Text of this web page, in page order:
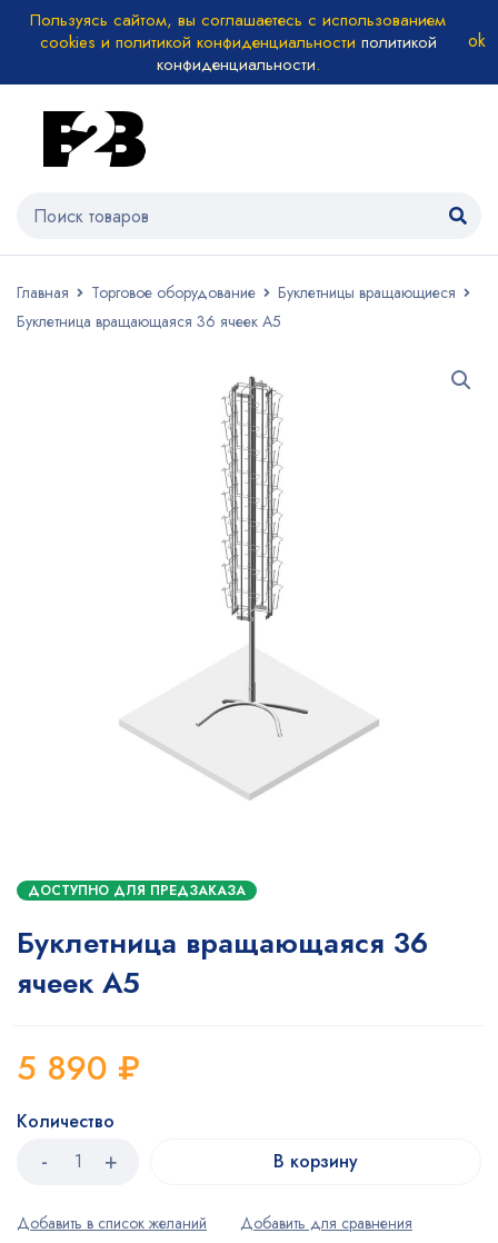
Пользуясь сайтом, вы соглашаетесь с использованием
cookies и политикой конфиденциальности политикой
конфиденциальности.
Главная Торговое оборудование
Буклетницы вращающиеся
Буклетница вращающаяся 36 ячеек А5
ДОСТУПНО ДЛЯ ПРЕДЗАКАЗА
Буклетница вращающаяся 36
ячеек А5
5 890 ₽
Количество
В корзину